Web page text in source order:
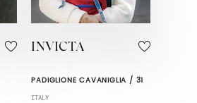
INVICTA
PADIGLIONE CAVANIGLIA / 31
ITALY